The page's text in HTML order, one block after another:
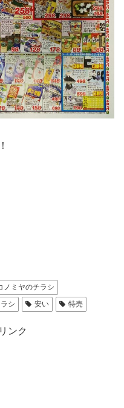
ノミヤのチラシ
シ 安い 特売
ンク